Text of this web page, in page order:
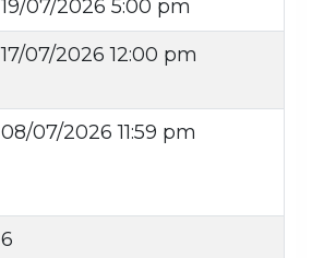
19/07/2026 5:00 pm
17/07/2026 12:00 pm
08/07/2026 11:59 pm
6